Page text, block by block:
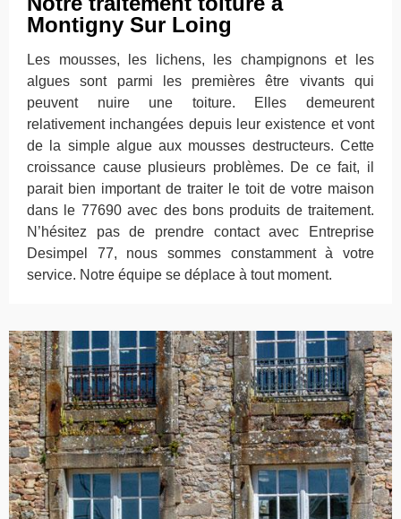
Montigny Sur Loing
Les mousses, les lichens, les champignons et les
algues sont parmi les premières être vivants qui
peuvent nuire une toiture. Elles demeurent
relativement inchangées depuis leur existence et vont
de la simple algue aux mousses destructeurs. Cette
croissance cause plusieurs problèmes. De ce fait, il
parait bien important de traiter le toit de votre maison
dans le 77690 avec des bons produits de traitement.
N’hésitez pas de prendre contact avec Entreprise
Desimpel 77, nous sommes constamment à votre
service. Notre équipe se déplace à tout moment.